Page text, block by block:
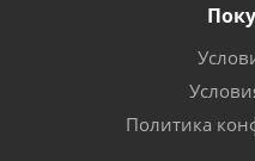
Политика